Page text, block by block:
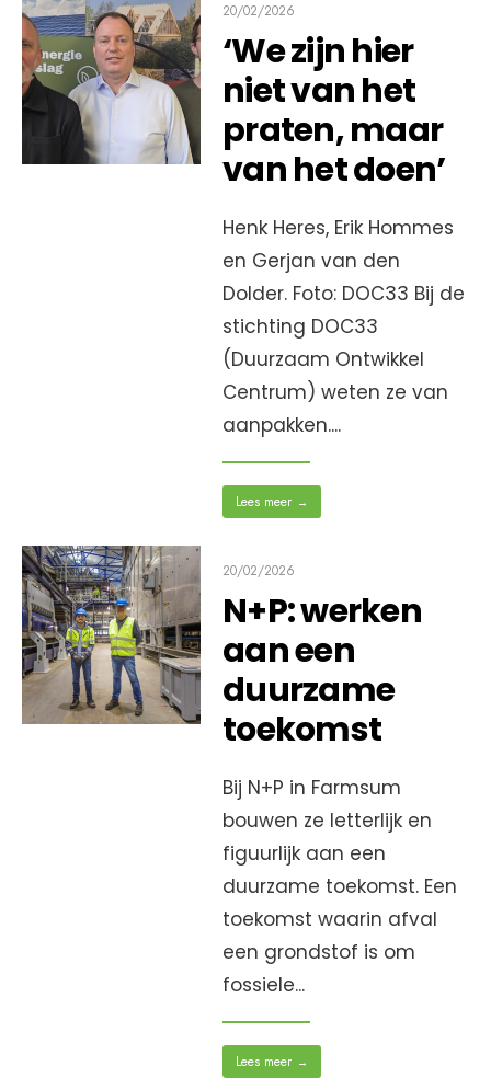
20/02/2026
‘We zijn hier
niet van het
praten, maar
van het doen’
Henk Heres, Erik Hommes
en Gerjan van den
Dolder. Foto: DOC33 Bij de
stichting DOC33
(Duurzaam Ontwikkel
Centrum) weten ze van
aanpakken....
Lees meer →
20/02/2026
N+P: werken
aan een
duurzame
toekomst
Bij N+P in Farmsum
bouwen ze letterlijk en
figuurlijk aan een
duurzame toekomst. Een
toekomst waarin afval
een grondstof is om
fossiele...
Lees meer →